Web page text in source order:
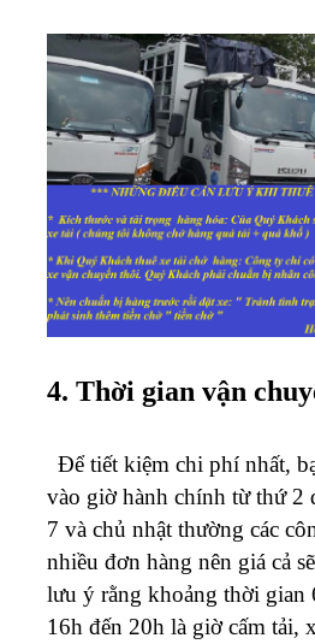
4. Thời gian vận
Để tiết kiệm chi phí nhất,
vào giờ hành chính từ thứ 2
7 và chủ nhật thường các
nhiều đơn hàng nên giá cả
lưu ý rằng khoảng thời gian
16h đến 20h là giờ cấm tải,